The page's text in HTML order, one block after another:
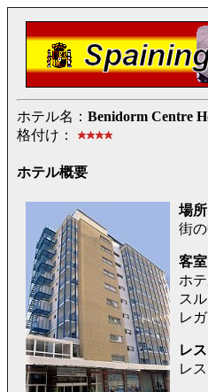
ホテル名： Benidorm Centre
格付け：
ホテル概要
場所
街
客室
ホ
ス
レ
レ
レ